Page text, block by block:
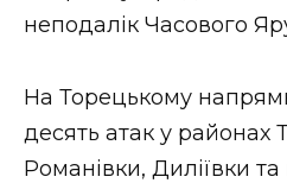
неподалік Часового
На Торецькому
десять атак у районах
Романівки, Диліївки та